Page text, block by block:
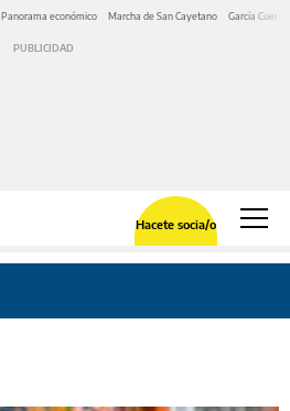
Panorama económico Marcha de San Cayetano García Cuerva
Hacete socia/o